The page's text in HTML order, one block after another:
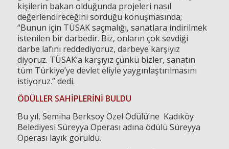
kişilerin bakan olduğunda projeleri nasıl
değerlendireceğini sorduğu konuşmasında;
“Bunun için TÜSAK saçmalığı, sanatlara indirilmek
istenilen bir darbedir. Biz, onların çok sevdiği
darbe lafını reddediyoruz, darbeye karşıyız
diyoruz. TÜSAK’a karşıyız çünkü bizler, sanatın
tüm Türkiye’ye devlet eliyle yaygınlaştırılmasını
istiyoruz.” dedi.
ÖDÜLLER SAHİPLERİNİ BULDU
Bu yıl, Semiha Berksoy Özel Ödülü’ne Kadıköy
Belediyesi Süreyya Operası adına ödülü Süreyya
Operası layık görüldü.